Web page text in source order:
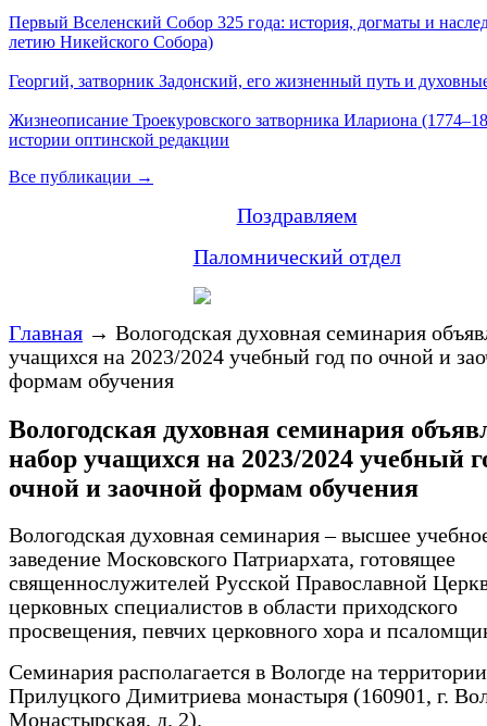
Первый Вселенский Собор 325 года: история, догматы и
летию Никейского Собора)
Георгий, затворник Задонский, его жизненный путь и
Жизнеописание Троекуровского затворника Илариона
истории оптинской редакции
Все публикации →
Поздравляем
Паломнический отдел
Главная → Вологодская духовная семинария
учащихся на 2023/2024 учебный год по очной и
формам обучения
Вологодская духовная семинария
набор учащихся на 2023/2024 учебный
очной и заочной формам обучения
Вологодская духовная семинария – высшее
заведение Московского Патриархата, готовящее
священнослужителей Русской Православной
церковных специалистов в области приходского
просвещения, певчих церковного хора и
Семинария располагается в Вологде на
Прилуцкого Димитриева монастыря (160901, г.
Монастырская, д. 2).